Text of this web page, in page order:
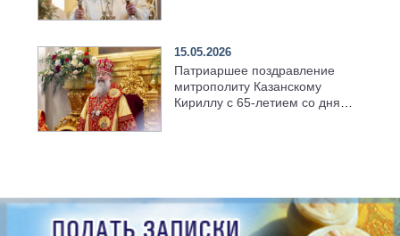
15.05.2026
Патриаршее поздравление
митрополиту Казанскому
Кириллу с 65-летием со дня